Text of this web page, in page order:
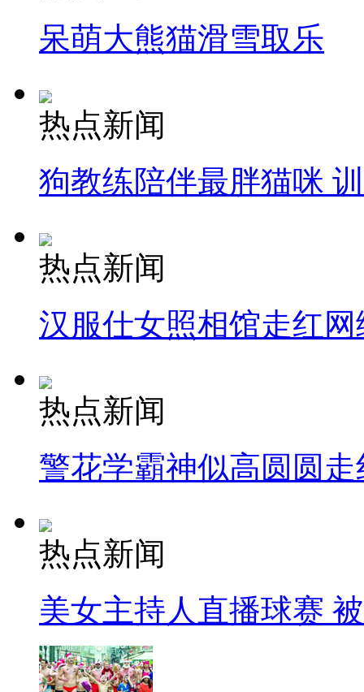
呆萌大熊猫滑雪取乐
热点新闻
狗教练陪伴最胖猫咪
热点新闻
汉服仕女照相馆走红网
热点新闻
警花学霸神似高圆圆走
热点新闻
美女主持人直播球赛